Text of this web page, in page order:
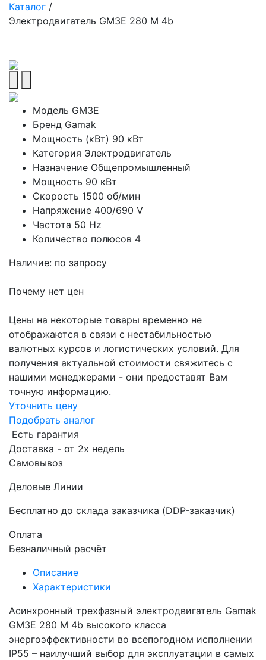
Каталог /
Электродвигатель GM3E 280 M 4b
Модель GM3E
Бренд Gamak
Мощность (кВт) 90 кВт
Категория Электродвигатель
Назначение Общепромышленный
Мощность 90 кВт
Скорость 1500 об/мин
Напряжение 400/690 V
Частота 50 Hz
Количество полюсов 4
Наличие: по запросу
Почему нет цен
Цены на некоторые товары временно не
отображаются в связи с нестабильностью
валютных курсов и логистических условий. Для
получения актуальной стоимости свяжитесь с
нашими менеджерами - они предоставят Вам
точную информацию.
Уточнить цену
Подобрать аналог
Есть гарантия
Доставка - от 2х недель
Самовывоз
Деловые Линии
Бесплатно до склада заказчика (DDP-заказчик)
Оплата
Безналичный расчёт
Описание
Характеристики
Асинхронный трехфазный электродвигатель Gamak
GM3E 280 M 4b высокого класса
энергоэффективности во всепогодном исполнении
IP55 – наилучший выбор для эксплуатации в самых